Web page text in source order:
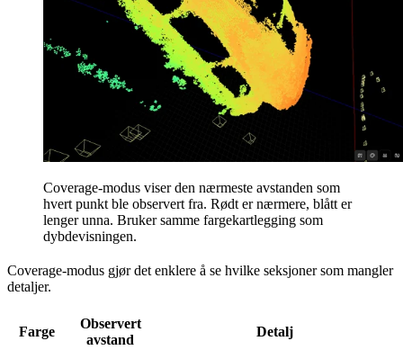
Coverage-modus viser den nærmeste avstanden som
hvert punkt ble observert fra. Rødt er nærmere, blått er
lenger unna. Bruker samme fargekartlegging som
dybdevisningen.
Coverage-modus gjør det enklere å se hvilke seksjoner som mangler
detaljer.
Farge
Observert
avstand
Detalj